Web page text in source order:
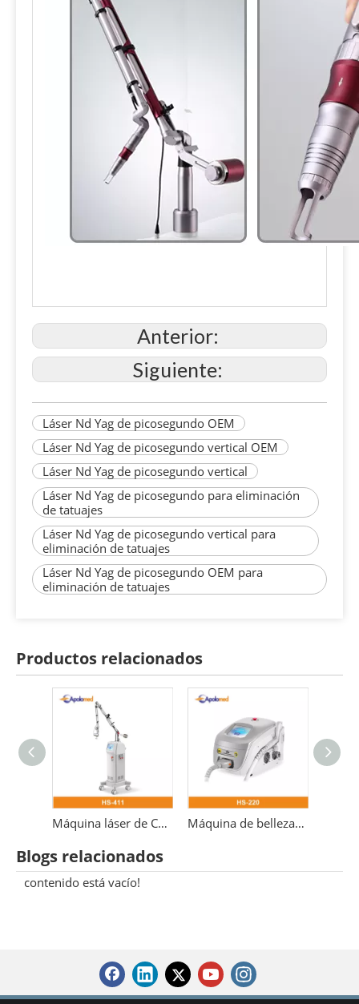
Anterior:
Siguiente:
Láser Nd Yag de picosegundo OEM
Láser Nd Yag de picosegundo vertical OEM
Láser Nd Yag de picosegundo vertical
Láser Nd Yag de picosegundo para eliminación
de tatuajes
Láser Nd Yag de picosegundo vertical para
eliminación de tatuajes
Láser Nd Yag de picosegundo OEM para
eliminación de tatuajes
Productos relacionados
Máquina láser de CO2 3 en 1 Láser fraccional de 10600 nm Máquina de belleza 532nm para eliminación de tatuajes con láser Pico láser Nd Yag Q-switch
Blogs relacionados
contenido está vacío!